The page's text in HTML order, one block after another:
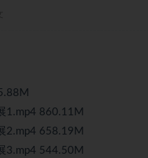
1.mp4 860.11M
2.mp4 658.19M
3.mp4 544.50M